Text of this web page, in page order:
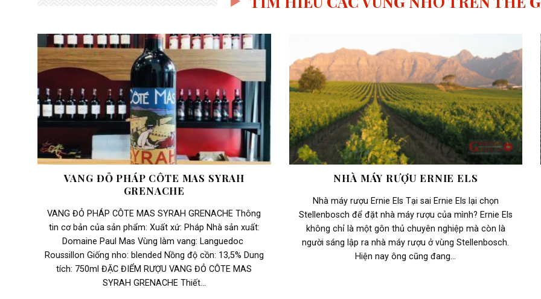
VANG ĐỎ PHÁP CÔTE MAS SYRAH
GRENACHE
VANG ĐỎ PHÁP CÔTE MAS SYRAH GRENACHE Thông
tin cơ bản của sản phẩm: Xuất xứ: Pháp Nhà sản xuất:
Domaine Paul Mas Vùng làm vang: Languedoc
Roussillon Giống nho: blended Nồng độ cồn: 13,5% Dung
tích: 750ml ĐẶC ĐIỂM RƯỢU VANG ĐỎ CÔTE MAS
SYRAH GRENACHE Thiết...
NHÀ MÁY RƯỢU ERNIE ELS
Nhà máy rượu Ernie Els Tại sai Ernie Els lại chọn
Stellenbosch để đặt nhà máy rượu của mình? Ernie Els
không chỉ là một gôn thủ chuyên nghiệp mà còn là
người sáng lập ra nhà máy rượu ở vùng Stellenbosch.
Hiện nay ông cũng đang...